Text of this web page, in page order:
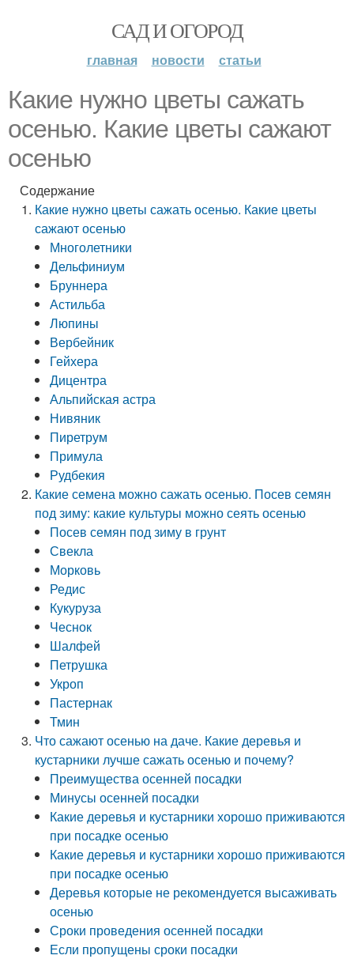
САД И ОГОРОД
главная новости статьи
Какие нужно цветы сажать
осенью. Какие цветы сажают
осенью
Содержание
Какие нужно цветы сажать осенью. Какие цветы
сажают осенью
Многолетники
Дельфиниум
Бруннера
Астильба
Люпины
Вербейник
Гейхера
Дицентра
Альпийская астра
Нивяник
Пиретрум
Примула
Рудбекия
Какие семена можно сажать осенью. Посев семян
под зиму: какие культуры можно сеять осенью
Посев семян под зиму в грунт
Свекла
Морковь
Редис
Кукуруза
Чеснок
Шалфей
Петрушка
Укроп
Пастернак
Тмин
Что сажают осенью на даче. Какие деревья и
кустарники лучше сажать осенью и почему?
Преимущества осенней посадки
Минусы осенней посадки
Какие деревья и кустарники хорошо приживаются
при посадке осенью
Какие деревья и кустарники хорошо приживаются
при посадке осенью
Деревья которые не рекомендуется высаживать
осенью
Сроки проведения осенней посадки
Если пропущены сроки посадки